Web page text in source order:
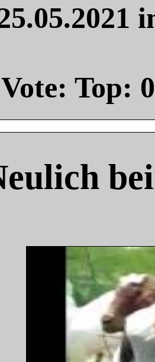
Vote: Top: 0